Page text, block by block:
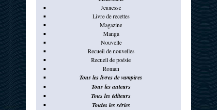
Jeunesse
Livre de recettes
Magazine
Manga
Nouvelle
Recueil de nouvelles
Recueil de poésie
Roman
Tous les livres de vampires
Tous les auteurs
Tous les éditeurs
Toutes les séries